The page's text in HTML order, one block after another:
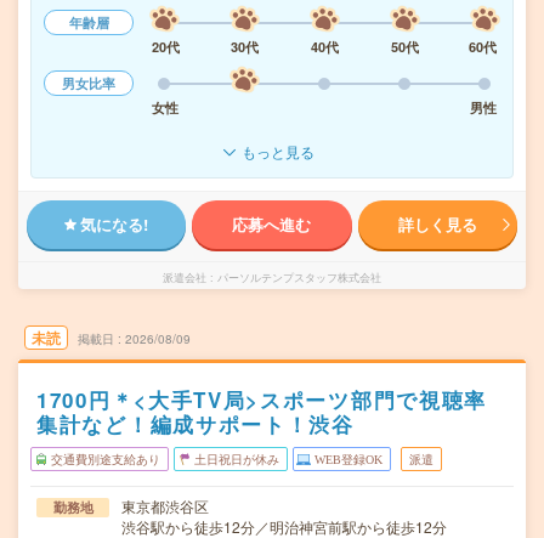
年齢層
20代
30代 40代 50代
60代
男女比率
女性
男性
もっと見る
気になる! 応募へ進む 詳しく見る
派遣会社 パーソルテンプスタッフ株式会社
未読 掲載日 2026/08/09
1700円＊<大手TV局>スポーツ部門で視聴率
集計など！編成サポート！渋谷
交通費別途支給あり 土日祝日が休み WEB登録OK 派遣
勤務地
東京都渋谷区
渋谷駅から徒歩12分／明治神宮前駅から徒歩12分